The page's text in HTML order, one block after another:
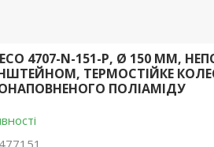
4707-N-151-P, Ø 150 ММ,
ТЕРМОСТІЙКЕ
ПОЛІАМІДУ